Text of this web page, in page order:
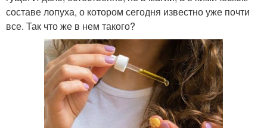
составе лопуха, о котором сегодня известно уже почти
все. Так что же в нем такого?